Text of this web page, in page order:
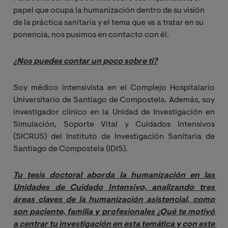
papel que ocupa la humanización dentro de su visión
de la práctica sanitaria y el tema que va a tratar en su
ponencia, nos pusimos en contacto con él.
¿Nos puedes contar un poco sobre ti?
Soy médico intensivista en el Complejo Hospitalario
Universitario de Santiago de Compostela. Además, soy
investigador clínico en la Unidad de Investigación en
Simulación, Soporte Vital y Cuidados Intensivos
(SICRUS) del Instituto de Investigación Sanitaria de
Santiago de Compostela (IDIS).
Tu tesis doctoral aborda la humanización en las
Unidades de Cuidado Intensivo, analizando tres
áreas claves de la humanización asistencial, como
son paciente, familia y profesionales ¿Qué te motivó
a centrar tu investigación en esta temática y con este